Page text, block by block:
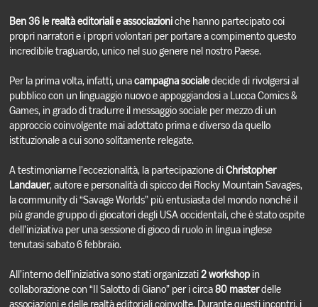
Ben 36 le realtà editoriali e associazioniche hanno partecipato coi
propri narratori e i propri volontari per portare a compimento questo
incredibile traguardo, unico nel suo genere nel nostro Paese.
Per la prima volta, infatti, unacampagna socialedecide di rivolgersi al
pubblico con un linguaggio nuovo e appoggiandosi a Lucca Comics &
Games, in grado di tradurre il messaggio sociale per mezzo di un
approccio coinvolgente mai adottato prima e diverso da quello
istituzionale a cui sono solitamente relegate.
A testimoniarne l’eccezionalità, la partecipazione diChristopher
Landauer, autore e personalità di spicco dei Rocky Mountain Savages,
la community di “Savage Worlds” più entusiasta del mondo nonché il
più grande gruppo di giocatori degli USA occidentali, che è stato ospite
dell’iniziativa per una sessione di gioco di ruolo in lingua inglese
tenutasi sabato 6 febbraio.
All’interno dell’iniziativa sono stati organizzati2 workshop in
collaborazione con “Il Salotto di Giano” per i circa80 masterdelle